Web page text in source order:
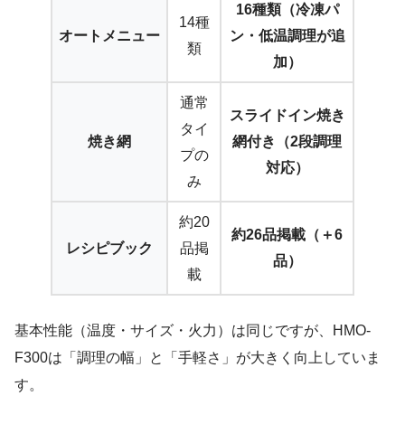
オートメニュー
14種
類
16種類（冷凍パ
ン・低温調理が追
加）
焼き網
通常
タイ
プの
み
スライドイン焼き
網付き（2段調理
対応）
レシピブック
約20
品掲
載
約26品掲載（＋6
品）
基本性能（温度・サイズ・火力）は同じですが、HMO-
F300は「調理の幅」と「手軽さ」が大きく向上していま
す。